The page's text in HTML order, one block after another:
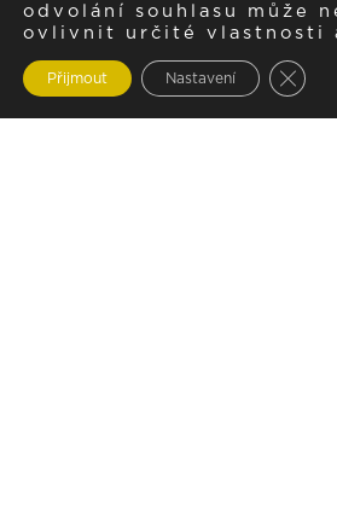
odvolání souhlasu může
ovlivnit určité vlastnosti
Přijmout Nastavení Zavřít